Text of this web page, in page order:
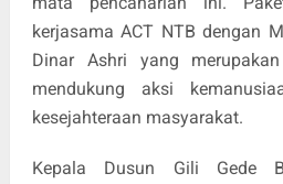
kerjasama ACT NTB dengan
Dinar Ashri yang
mendukung aksi
kesejahteraan masyarakat.
Kepala Dusun Gili Gede